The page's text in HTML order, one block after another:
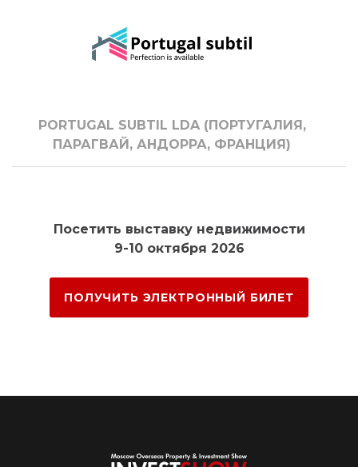
PORTUGAL SUBTIL LDA (ПОРТУГАЛИЯ,
ПАРАГВАЙ, АНДОРРА, ФРАНЦИЯ)
Посетить выставку недвижимости
9-10 октября 2026
ПОЛУЧИТЬ ЭЛЕКТРОННЫЙ БИЛЕТ